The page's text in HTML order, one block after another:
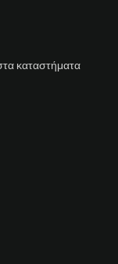
καταστήματα